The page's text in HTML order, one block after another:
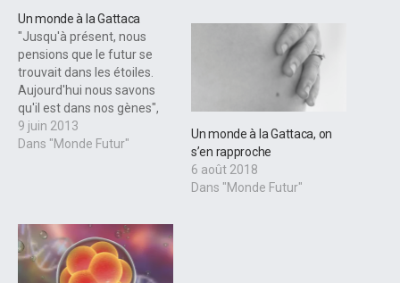
Un monde à la Gattaca
"Jusqu'à présent, nous
pensions que le futur se
trouvait dans les étoiles.
Aujourd'hui nous savons
qu'il est dans nos gènes",
James Watson, Prix Nobel
de Biologie. Cette citation
Andrew Niccol, un jeune
réalisateur néo-zélandais.
L'intrigue…
9 juin 2013
Dans "Monde Futur"
Un monde à la Gattaca, on
s’en rapproche
6 août 2018
Dans "Monde Futur"